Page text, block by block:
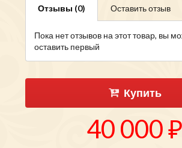
Отзывы (0) Оставить отзыв
Пока нет отзывов на этот товар, вы
оставить первый
Купить
40 000 ₽